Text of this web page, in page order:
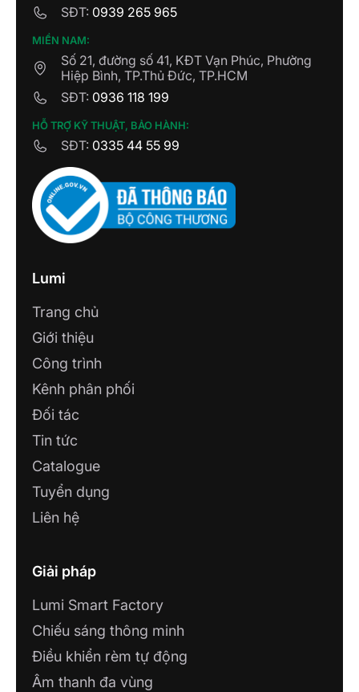
SĐT: 0939 265 965
MIỀN NAM:
Số 21, đường số 41, KĐT Vạn Phúc, Phường
Hiệp Bình, TP.Thủ Đức, TP.HCM
SĐT: 0936 118 199
HỖ TRỢ KỸ THUẬT, BẢO HÀNH:
SĐT: 0335 44 55 99
Lumi
Trang chủ
Giới thiệu
Công trình
Kênh phân phối
Đối tác
Tin tức
Catalogue
Tuyển dụng
Liên hệ
Giải pháp
Lumi Smart Factory
Chiếu sáng thông minh
Điều khiển rèm tự động
Âm thanh đa vùng